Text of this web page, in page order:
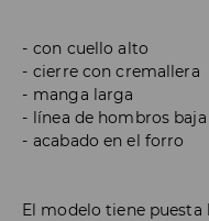
con cuello alto
cierre con cremallera
manga larga
línea de hombros baja
acabado en el forro
El modelo tiene puesta